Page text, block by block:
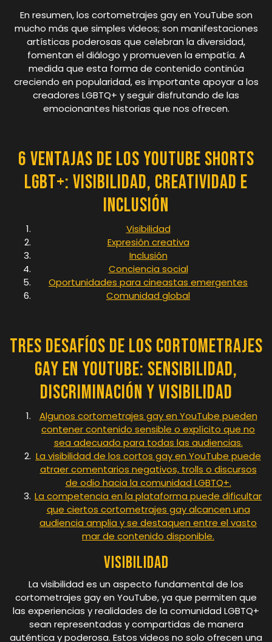
En resumen, los cortometrajes gay en YouTube son
mucho más que simples videos; son manifestaciones
artísticas poderosas que celebran la diversidad,
fomentan el diálogo y promueven la empatía. A
medida que esta forma de contenido continúa
creciendo en popularidad, es importante apoyar a los
creadores LGBTQ+ y seguir disfrutando de las
emocionantes historias que nos ofrecen.
6 Ventajas de los YouTube Shorts
LGBT+: Visibilidad, Creatividad e
Inclusión
Visibilidad
Expresión creativa
Inclusión
Conciencia social
Oportunidades para cineastas emergentes
Comunidad global
Tres Desafíos de los Cortometrajes
Gay en YouTube: Sensibilidad,
Discriminación y Visibilidad
Algunos cortometrajes gay en YouTube pueden
contener contenido sensible o explícito que no
sea adecuado para todas las audiencias.
La visibilidad de los cortos gay en YouTube puede
atraer comentarios negativos, trolls o discursos
de odio hacia la comunidad LGBTQ+.
La competencia en la plataforma puede dificultar
que ciertos cortometrajes gay alcancen una
audiencia amplia y se destaquen entre el vasto
mar de contenido disponible.
Visibilidad
La visibilidad es un aspecto fundamental de los
cortometrajes gay en YouTube, ya que permiten que
las experiencias y realidades de la comunidad LGBTQ+
sean representadas y compartidas de manera
auténtica y poderosa. Estos videos no solo ofrecen una